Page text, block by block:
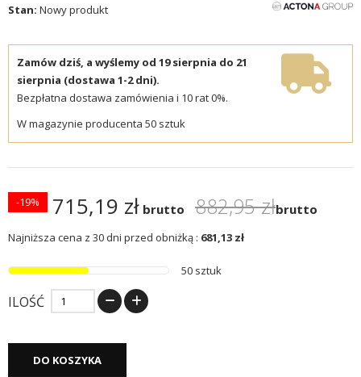
Stan: Nowy produkt
Zamów dziś, a wyślemy od 19 sierpnia do 21
sierpnia (dostawa 1-2 dni).
Bezpłatna dostawa zamówienia i 10 rat 0%.
W magazynie producenta 50 sztuk
715,19 zł brutto 882,95 złbrutto
-19%
Najniższa cena z 30 dni przed obniżką : 681,13 zł
50 sztuk
ILOŚĆ
DO KOSZYKA